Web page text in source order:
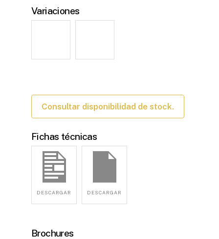
Variaciones
Consultar disponibilidad de stock.
Fichas técnicas
DESCARGAR DESCARGAR
Brochures